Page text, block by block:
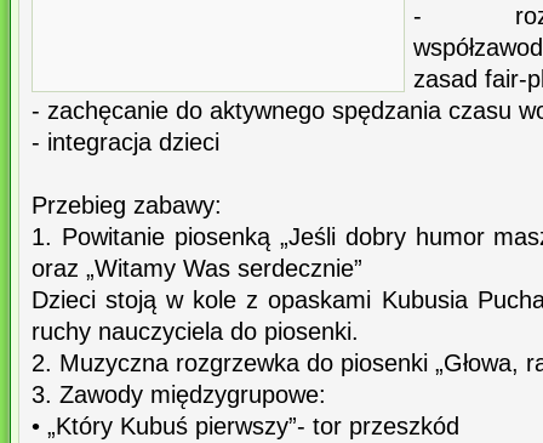
-
zasad fair-
- zachęcanie do aktywnego spędzania czasu
- integracja dzieci
Przebieg zabawy:
1. Powitanie piosenką „Jeśli dobry humor
oraz „Witamy Was serdecznie”
Dzieci stoją w kole z opaskami Kubusia
ruchy nauczyciela do piosenki.
2. Muzyczna rozgrzewka do piosenki „Głowa,
3. Zawody międzygrupowe:
• „Który Kubuś pierwszy”- tor przeszkód